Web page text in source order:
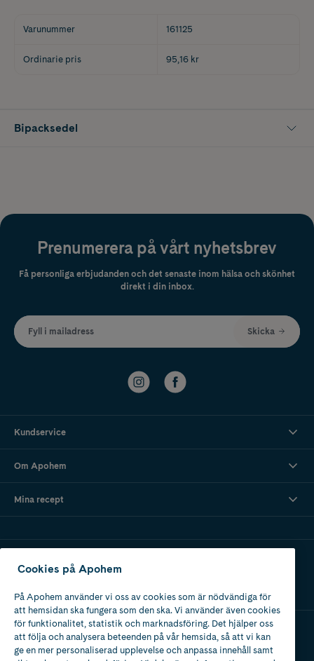
Varunummer 161125
Ordinarie pris 95,16 kr
Bipacksedel
Prenumerera på vårt nyhetsbrev
Få personliga erbjudanden och det senaste inom hälsa och skönhet
direkt i din inbox.
Fyll i mailadress Skicka
Kundservice
Om Apohem
Mina recept
Apotek med tillstånd
av Läkemedelsverket
Cookies på Apohem
På Apohem använder vi oss av cookies som är nödvändiga för
att hemsidan ska fungera som den ska. Vi använder även cookies
för funktionalitet, statistik och marknadsföring. Det hjälper oss
att följa och analysera beteenden på vår hemsida, så att vi kan
ge en mer personaliserad upplevelse och anpassa innehåll samt